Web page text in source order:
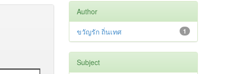
Author
1
ขวัญรัก ถิ่นเทศ
Subject